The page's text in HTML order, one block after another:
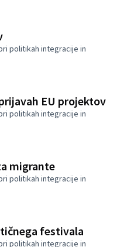
politikah integracije in
EU projektov
politikah integracije in
migrante
politikah integracije in
festivala
politikah integracije in